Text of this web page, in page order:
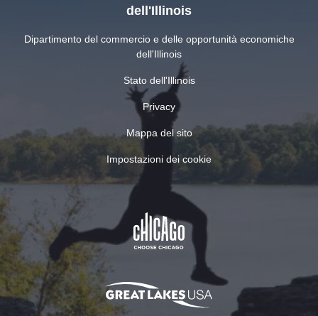
dell'Illinois
Dipartimento del commercio e delle opportunità economiche
dell'Illinois
Stato dell'Illinois
Privacy
Mappa del sito
Impostazioni dei cookie